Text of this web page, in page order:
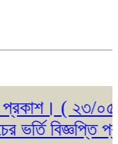
( ২৩/০৫/
বিজ্ঞপ্তি